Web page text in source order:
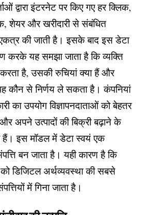
द्वारा इंटरनेट पर किए गए हर क्लिक,
शेयर और खरीदारी से संबंधित
की जाती है। इसके बाद इस डेटा
करके यह समझा जाता है कि व्यक्ति
है, उसकी रुचियां क्या हैं और
कौन से निर्णय ले सकता है। कंपनियां
का उपयोग विज्ञापनदाताओं को बेहतर
अपने उत्पादों की बिक्री बढ़ाने के
हैं। इस मॉडल में डेटा स्वयं एक
बन जाता है। यही कारण है कि
डिजिटल अर्थव्यवस्था की सबसे
में गिना जाता है।